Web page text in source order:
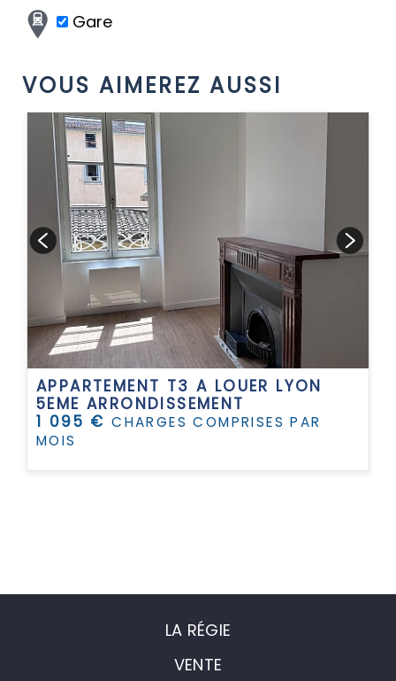
Gare
VOUS AIMEREZ AUSSI
APPARTEMENT T3 A LOUER LYON
5EME ARRONDISSEMENT
1 095 €CHARGES COMPRISES PAR
MOIS
LA RÉGIE
VENTE